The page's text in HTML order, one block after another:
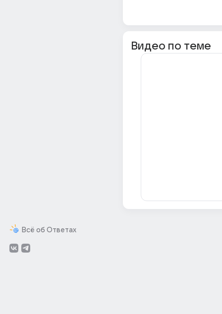
Всё об Ответах
Видео по теме